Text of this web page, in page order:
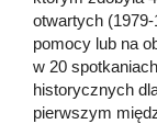
otwartych (1979-
pomocy lub na
w 20
historycznych
pierwszym